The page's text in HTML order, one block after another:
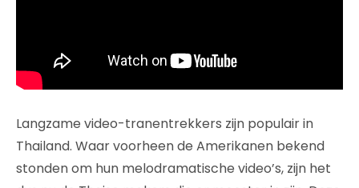
Langzame video-tranentrekkers zijn populair in
Thailand. Waar voorheen de Amerikanen bekend
stonden om hun melodramatische video’s, zijn het